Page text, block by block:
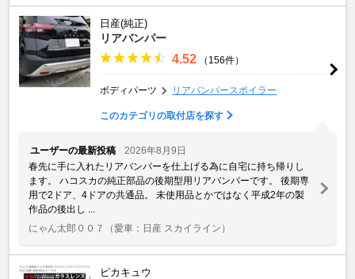
日産(純正)
リアバンパー
4.52 （156件）
ボディパーツ リアバンパースポイラー
このカテゴリの取付店を探す
ユーザーの最新投稿
2026年8月9日
春先に手に入れたリアバンパーを仕上げる為に自宅に持ち帰りし
ます。 ハコスカの純正部品の後期型用リアバンパーです。 後期専
用で2ドア、4ドアの共通品。 未使用品とかではなく平成2年の製
作品の後出し ...
にゃん太郎００７
（愛車：日産 スカイライン）
ピカキュウ